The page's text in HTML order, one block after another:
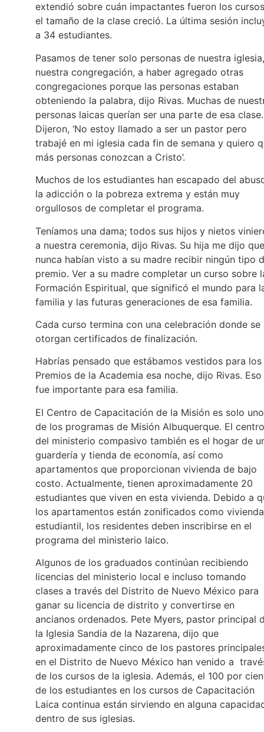
extendió sobre cuán impactantes fueron los
el tamaño de la clase creció. La última sesión
a 34 estudiantes.
Pasamos de tener solo personas de nuestra iglesia,
nuestra congregación, a haber agregado otras
congregaciones porque las personas estaban
obteniendo la palabra, dijo Rivas. Muchas de
personas laicas querían ser una parte de esa clase.
Dijeron, ‘No estoy llamado a ser un pastor pero
trabajé en mi iglesia cada fin de semana y quiero
más personas conozcan a Cristo’.
Muchos de los estudiantes han escapado del
la adicción o la pobreza extrema y están muy
orgullosos de completar el programa.
Teníamos una dama; todos sus hijos y nietos
a nuestra ceremonia, dijo Rivas. Su hija me dijo que
nunca habían visto a su madre recibir ningún tipo
premio. Ver a su madre completar un curso sobre
Formación Espiritual, que significó el mundo para
familia y las futuras generaciones de esa familia.
Cada curso termina con una celebración donde se
otorgan certificados de finalización.
Habrías pensado que estábamos vestidos para los
Premios de la Academia esa noche, dijo Rivas. Eso
fue importante para esa familia.
El Centro de Capacitación de la Misión es solo uno
de los programas de Misión Albuquerque. El centro
del ministerio compasivo también es el hogar de
guardería y tienda de economía, así como
apartamentos que proporcionan vivienda de bajo
costo. Actualmente, tienen aproximadamente 20
estudiantes que viven en esta vivienda. Debido a
los apartamentos están zonificados como vivienda
estudiantil, los residentes deben inscribirse en el
programa del ministerio laico.
Algunos de los graduados continúan recibiendo
licencias del ministerio local e incluso tomando
clases a través del Distrito de Nuevo México para
ganar su licencia de distrito y convertirse en
ancianos ordenados. Pete Myers, pastor principal
la Iglesia Sandia de la Nazarena, dijo que
aproximadamente cinco de los pastores
en el Distrito de Nuevo México han venido a
de los cursos de la iglesia. Además, el 100 por
de los estudiantes en los cursos de Capacitación
Laica continua están sirviendo en alguna
dentro de sus iglesias.